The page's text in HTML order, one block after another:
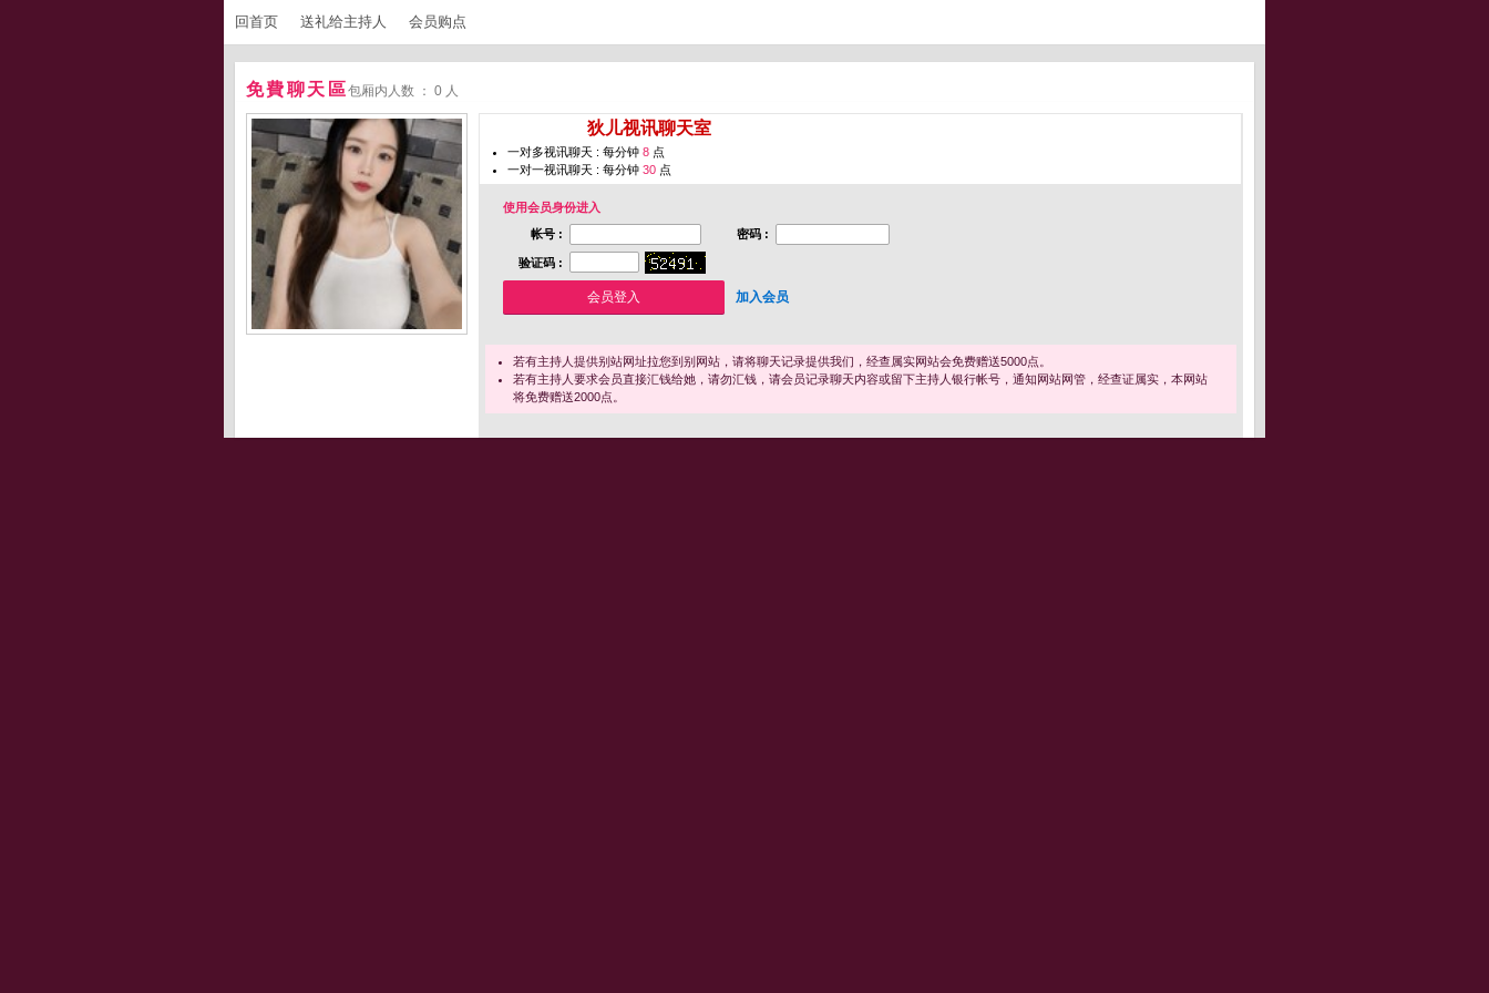
回首页 送礼给主持人 会员购点
免費聊天區包厢内人数 ： 0 人
狄儿视讯聊天室
一对多视讯聊天 : 每分钟 8 点
一对一视讯聊天 : 每分钟 30 点
使用会员身份进入
帐号 :
密码 :
验证码 :
加入会员
若有主持人提供别站网址拉您到别网站，请将聊天记录提供我们，经查属实网站会免费赠送5000点。
若有主持人要求会员直接汇钱给她，请勿汇钱，请会员记录聊天内容或留下主持人银行帐号，通知网站网管，经查证属实，本网站
将免费赠送2000点。